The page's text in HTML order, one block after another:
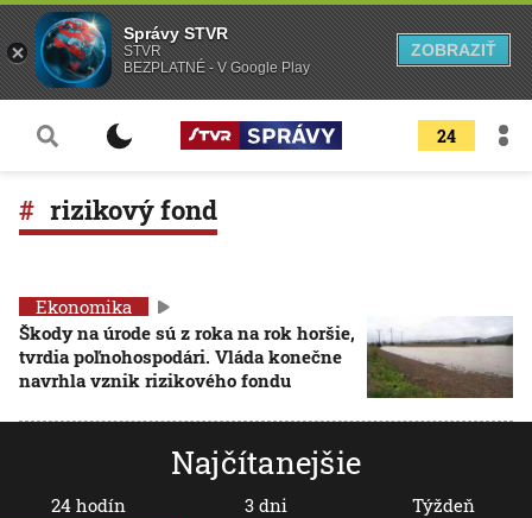
24
rizikový fond
Ekonomika
Škody na úrode sú z roka na rok horšie,
tvrdia poľnohospodári. Vláda konečne
navrhla vznik rizikového fondu
Najčítanejšie
24 hodín 3 dni Týždeň
Správy STVR
STVR
BEZPLATNÉ - V Google Play
ZOBRAZIŤ